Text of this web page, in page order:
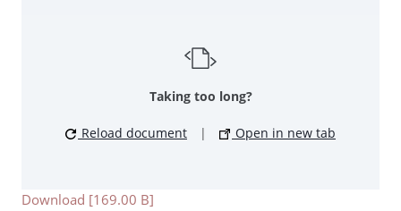
Taking too long?
Reload document | Open in new tab
Download [169.00 B]